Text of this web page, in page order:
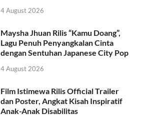
4 August 2026
Maysha Jhuan Rilis “Kamu Doang”,
Lagu Penuh Penyangkalan Cinta
dengan Sentuhan Japanese City Pop
4 August 2026
Film Istimewa Rilis Official Trailer
dan Poster, Angkat Kisah Inspiratif
Anak-Anak Disabilitas